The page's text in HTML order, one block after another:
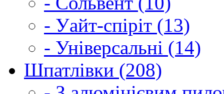
- Уайт-спіріт (13)
- Універсальні (14)
Шпатлівки (208)